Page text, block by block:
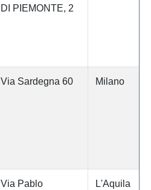
DI PIEMONTE, 2
Via Sardegna 60 Milano
Via Pablo
L'Aquila